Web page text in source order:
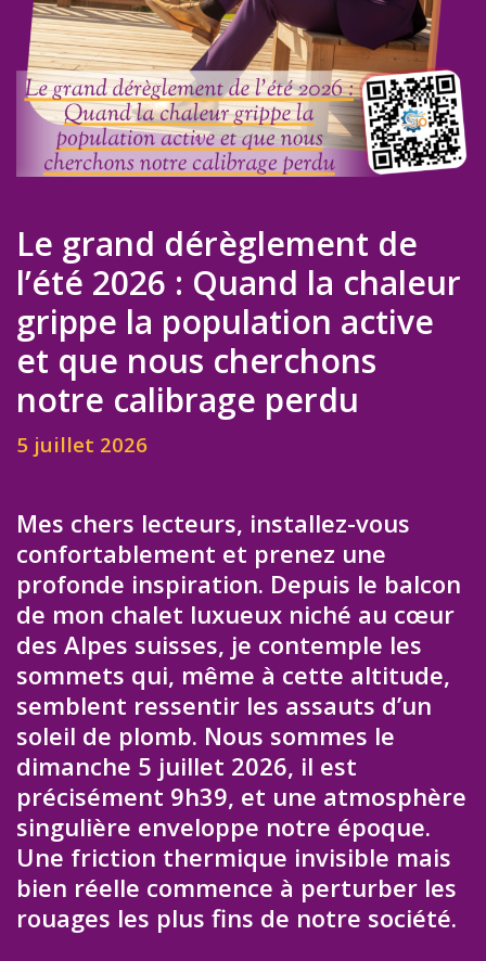
Le grand dérèglement de
l’été 2026 : Quand la chaleur
grippe la population active
et que nous cherchons
notre calibrage perdu
5 juillet 2026
Mes chers lecteurs, installez-vous
confortablement et prenez une
profonde inspiration. Depuis le balcon
de mon chalet luxueux niché au cœur
des Alpes suisses, je contemple les
sommets qui, même à cette altitude,
semblent ressentir les assauts d’un
soleil de plomb. Nous sommes le
dimanche 5 juillet 2026, il est
précisément 9h39, et une atmosphère
singulière enveloppe notre époque.
Une friction thermique invisible mais
bien réelle commence à perturber les
rouages les plus fins de notre société.